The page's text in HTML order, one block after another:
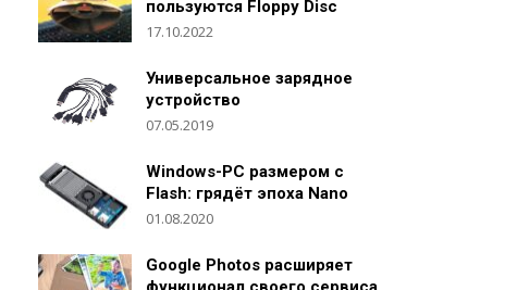
пользуются Floppy Disc
17.10.2022
Универсальное зарядное
устройство
07.05.2019
Windows-PC размером с
Flash: грядёт эпоха Nano
01.08.2020
Google Photos расширяет